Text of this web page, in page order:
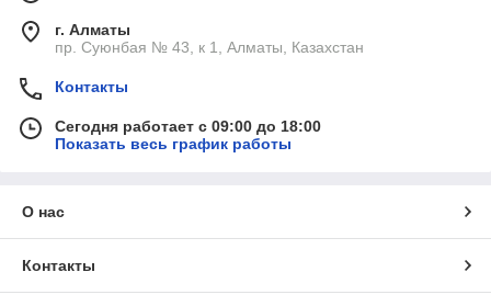
г. Алматы
пр. Суюнбая № 43, к 1, Алматы, Казахстан
Контакты
Сегодня работает с 09:00 до 18:00
Показать весь график работы
О нас
Контакты